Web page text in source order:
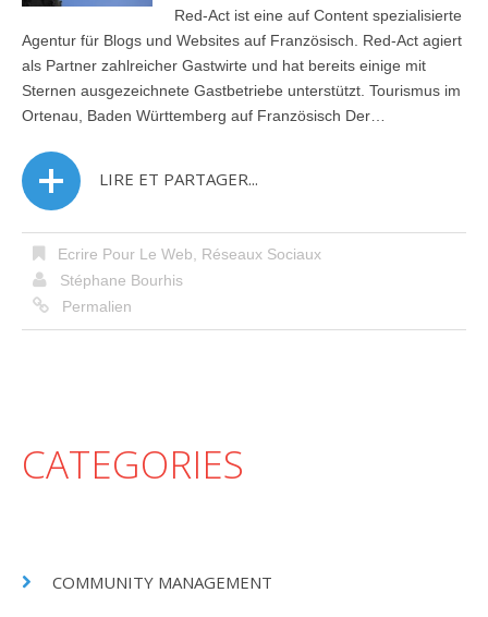
Red-Act ist eine auf Content spezialisierte
Agentur für Blogs und Websites auf Französisch. Red-Act agiert
als Partner zahlreicher Gastwirte und hat bereits einige mit
Sternen ausgezeichnete Gastbetriebe unterstützt. Tourismus im
Ortenau, Baden Württemberg auf Französisch Der…
LIRE ET PARTAGER...
Ecrire Pour Le Web
Réseaux Sociaux
Stéphane Bourhis
Permalien
CATEGORIES
COMMUNITY MANAGEMENT